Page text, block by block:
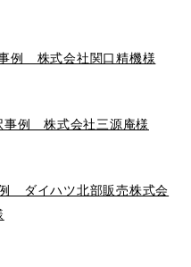
例 株式会社関口精機様
事例 株式会社三源庵様
ダイハツ北部販売株式会